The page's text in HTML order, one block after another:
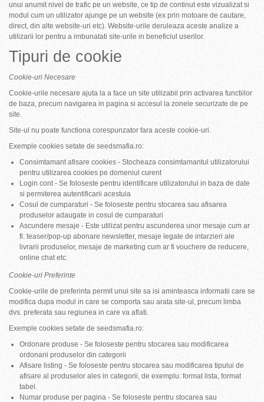
unui anumit nivel de trafic pe un website, ce tip de continut este vizualizat si
modul cum un utilizator ajunge pe un website (ex prin motoare de cautare,
direct, din alte website-uri etc). Website-urile deruleaza aceste analize a
utilizarii lor pentru a imbunatati site-urile in beneficiul userilor.
Tipuri de cookie
Cookie-uri Necesare
Cookie-urile necesare ajuta la a face un site utilizabil prin activarea functiilor
de baza, precum navigarea in pagina si accesul la zonele securizate de pe
site.
Site-ul nu poate functiona corespunzator fara aceste cookie-uri.
Exemple cookies setate de seedsmafia.ro:
Consimtamant afisare cookies - Stocheaza consimtamantul utilizatorului
pentru utilizarea cookies pe domeniul curent
Login cont - Se foloseste pentru identificare utilizatorului in baza de date
si permiterea autentificarii acestuia
Cosul de cumparaturi - Se foloseste pentru stocarea sau afisarea
produselor adaugate in cosul de cumparaturi
Ascundere mesaje - Este utilizat pentru ascunderea unor mesaje cum ar
fi: teaser/pop-up abonare newsletter, mesaje legate de intarzieri ale
livrarii produselor, mesaje de marketing cum ar fi vouchere de reducere,
online chat etc.
Cookie-uri Preferinte
Cookie-urile de preferinta permit unui site sa isi aminteasca informatii care se
modifica dupa modul in care se comporta sau arata site-ul, precum limba
dvs. preferata sau regiunea in care va aflati.
Exemple cookies setate de seedsmafia.ro:
Ordonare produse - Se foloseste pentru stocarea sau modificarea
ordonarii produselor din categorii
Afisare listing - Se foloseste pentru stocarea sau modificarea tipului de
afisare al produselor ales in categorii, de exemplu: format lista, format
tabel.
Numar produse per pagina - Se foloseste pentru stocarea sau